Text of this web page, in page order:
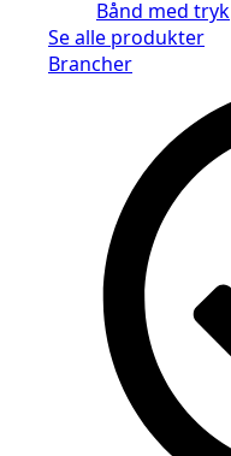
Bånd med tryk
Se alle produkter
Brancher